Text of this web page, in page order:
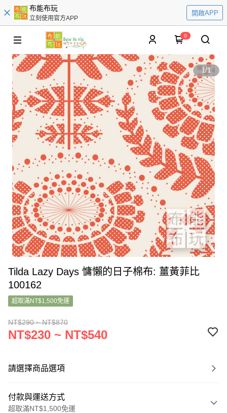
布能布玩
立刻使用官方APP
開啟APP
0
1/1
Tilda Lazy Days 慵懶的日子棉布: 薑黃菲比
100162
超取滿NT$1,500免運
NT$290 ~ NT$870
NT$230 ~ NT$540
請選擇商品選項
付款與運送方式
超取滿NT$1,500免運